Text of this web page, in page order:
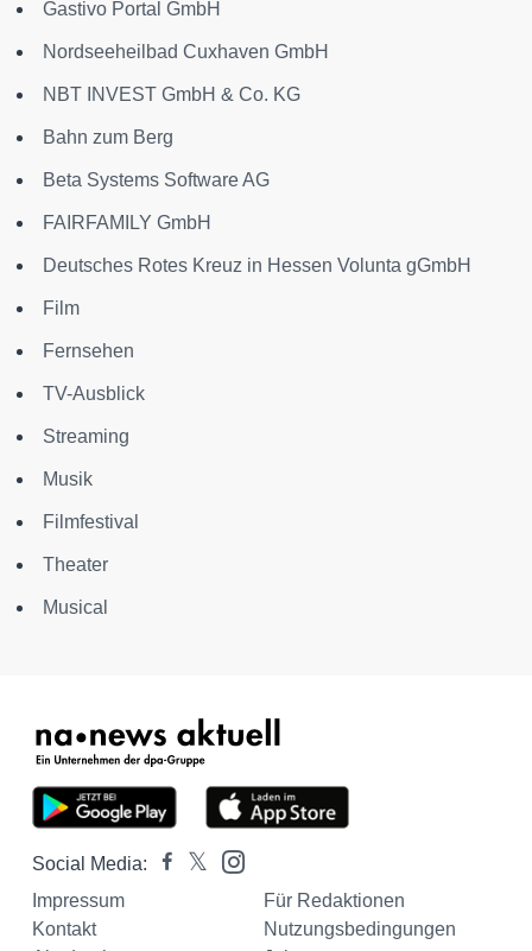
Gastivo Portal GmbH
Nordseeheilbad Cuxhaven GmbH
NBT INVEST GmbH & Co. KG
Bahn zum Berg
Beta Systems Software AG
FAIRFAMILY GmbH
Deutsches Rotes Kreuz in Hessen Volunta gGmbH
Film
Fernsehen
TV-Ausblick
Streaming
Musik
Filmfestival
Theater
Musical
Social Media:
Impressum
Für Redaktionen
Kontakt
Nutzungsbedingungen